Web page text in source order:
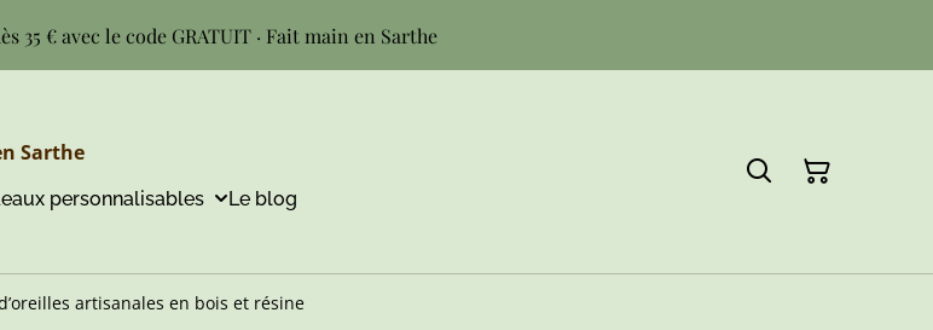
35 € avec le code GRATUIT · Fait main en Sarthe
Sarthe
personnalisables Le blog
artisanales en bois et résine